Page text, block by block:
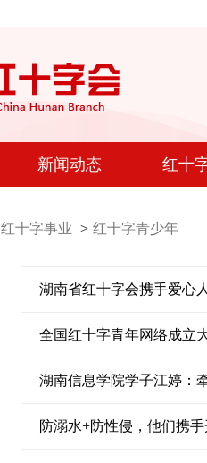
新闻动态 红十
红十字事业 > 红十字青少年
湖南省红十字会携手爱心
全国红十字青年网络成立
湖南信息学院学子江婷：
防溺水+防性侵，他们携